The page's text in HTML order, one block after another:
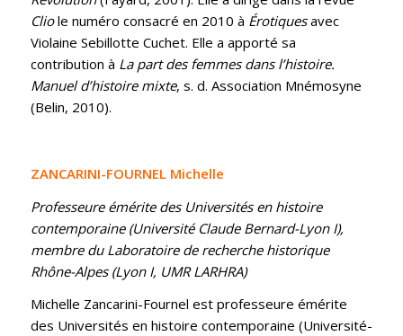
Cliole numéro consacré en 2010 à Érotiquesavec
Violaine Sebillotte Cuchet. Elle a apporté sa
contribution à La part des femmes dans l’histoire.
Manuel d’histoire mixte, s. d. Association Mnémosyne
(Belin, 2010).
ZANCARINI-FOURNEL Michelle
Professeure émérite des Universités en histoire
contemporaine (Université Claude Bernard-Lyon I),
membre du Laboratoire de recherche historique
Rhône-Alpes (Lyon I, UMR LARHRA)
Michelle Zancarini-Fournel est professeure émérite
des Universités en histoire contemporaine (Université-